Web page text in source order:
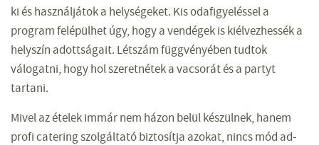
ki és használjátok a helységeket. Kis odafigyeléssel a
program felépülhet úgy, hogy a vendégek is kiélvezhessék a
helyszín adottságait. Létszám függvényében tudtok
válogatni, hogy hol szeretnétek a vacsorát és a partyt
tartani.
Mivel az ételek immár nem házon belül készülnek, hanem
profi catering szolgáltató biztosítja azokat, nincs mód ad-